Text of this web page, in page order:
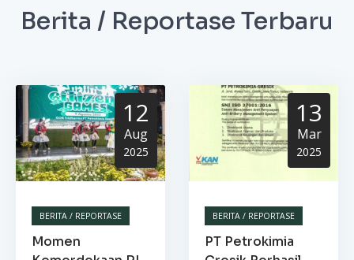
Berita / Reportase Terbaru
12
Aug
2025
BERITA / REPORTASE
Momen
13
Mar
2025
BERITA / REPORTASE
PT Petrokimia